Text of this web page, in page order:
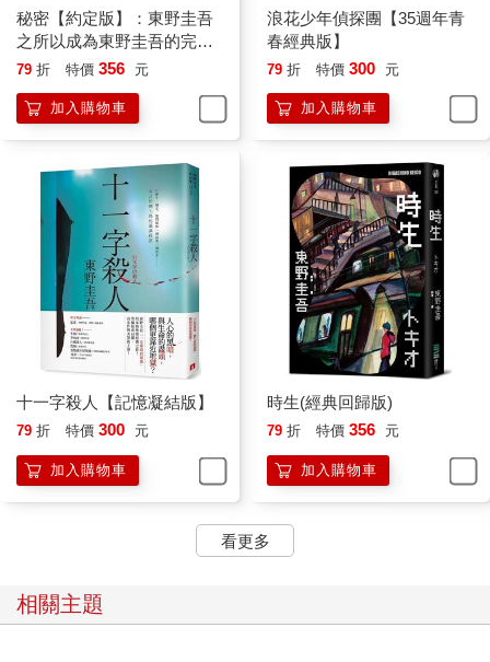
他也不知道目前的生活會持續到什麼時候，但他猜想日後會被調
往其他職場，所以只希望在那一天之前，滑雪場不會發生重大意
外。
「可以請教一下嗎？」
突然聽到一個男人問話的聲音，倉田回過神。一對男女滑雪客坐
在他對面，他們戴著護目鏡，所以看不到他們的長相，但從他們
「你是滑雪場的工作人員嗎？」男人問。他應該看到了倉田的防
寒外套上有滑雪場的標誌。
「對，請問有什麼事嗎？」倉田微笑著問，他沒有戴護目鏡，對
方可以清楚看到他的表情。
「請問北月滑雪區在哪裡？」
倉田有點為難。因為他不太想回答這個問題，但又不能不回答。
「就在山頂繼續往上一小段山路，再往北走就到了。」
「你說往上一小段山路，是用走的嗎？」
「對。」
男人微微納悶地看向身旁的女人問：「有那樣的地方嗎？」
女人歪著頭，似乎表示她也不太瞭解。
「今年的滑雪季還沒有開放那個區域。」倉田說。
「喔喔，原來是這樣。請問是有什麼原因嗎？」
「嗯，是基於安全的考量。因為尚未整備完善。」
「沒錯，就是這樣，很抱歉，造成兩位的困擾。」倉田鞠躬道
來了，很想和我太太一起去試試。」
秘密【約定版】：東野圭吾
之所以成為東野圭吾的完美
傑作！
79 折 特價 356 元
加入購物車
浪花少年偵探團【35週年青
春經典版】
79 折 特價 300 元
加入購物車
十一字殺人【記憶凝結版】
79 折 特價 300 元
加入購物車
時生(經典回歸版)
79 折 特價 356 元
加入購物車
看更多
相關主題